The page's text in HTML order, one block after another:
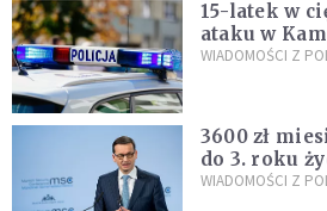
15-latek w
ataku w
Policja
WIADOMOŚCI Z
3600 zł
do 3. roku
propozycji
WIADOMOŚCI Z